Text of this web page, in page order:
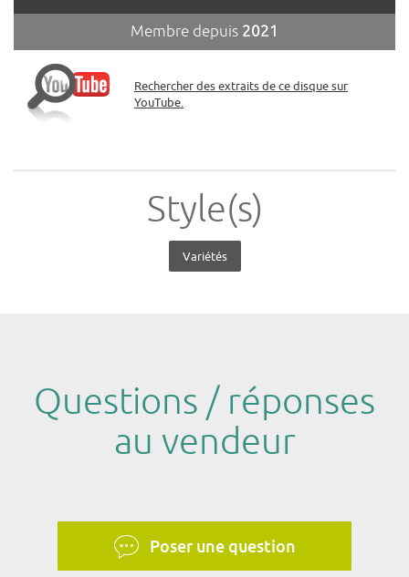
Membre depuis 2021
Rechercher des extraits de ce disque sur
YouTube.
Style(s)
Variétés
Questions / réponses
au vendeur
Poser une question